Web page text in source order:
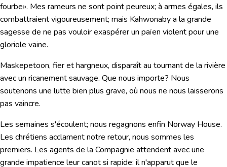
fourbe». Mes rameurs ne sont point peureux; à armes égales, ils
combattraient vigoureusement; mais Kahwonaby a la grande
sagesse de ne pas vouloir exaspérer un païen violent pour une
gloriole vaine.
Maskepetoon, fier et hargneux, disparaît au tournant de la rivière
avec un ricanement sauvage. Que nous importe? Nous
soutenons une lutte bien plus grave, où nous ne nous laisserons
pas vaincre.
Les semaines s'écoulent; nous regagnons enfin Norway House.
Les chrétiens acclament notre retour, nous sommes les
premiers. Les agents de la Compagnie attendent avec une
grande impatience leur canot si rapide: il n'apparut que le